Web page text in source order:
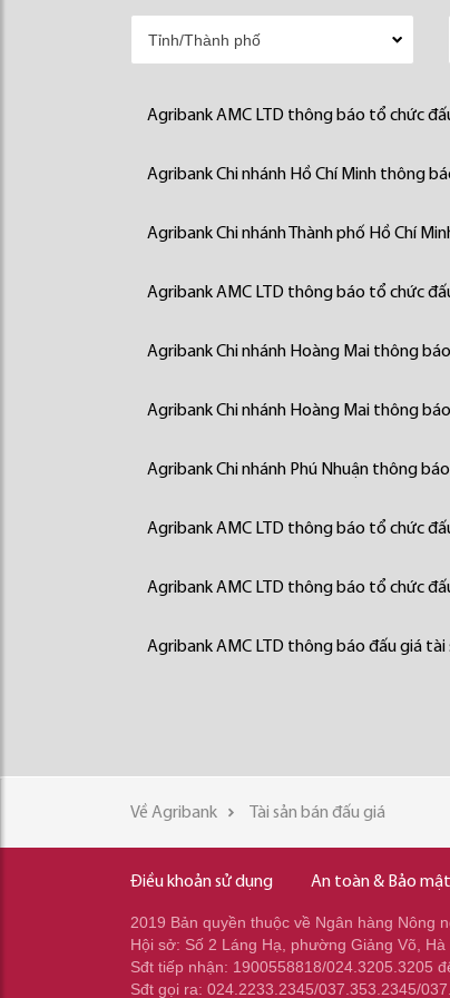
Agribank AMC LTD thông báo tổ chức
Agribank Chi nhánh Hồ Chí Minh thông
Agribank Chi nhánh Thành phố Hồ Chí
Agribank AMC LTD thông báo tổ chức
Agribank Chi nhánh Hoàng Mai thông
Agribank Chi nhánh Hoàng Mai thông
Agribank Chi nhánh Phú Nhuận thông
Agribank AMC LTD thông báo tổ chức
Agribank AMC LTD thông báo tổ chức
Agribank AMC LTD thông báo đấu giá tài
Về Agribank Tài sản bán đấu giá
Điều khoản sử dụng An toàn & Bảo mật
2019 Bản quyền thuộc về Ngân hàng Nông
Hội sở: Số 2 Láng Hạ, phường Giảng Võ, Hà
Sđt tiếp nhận: 1900558818/024.3205.3205
Sđt gọi ra: 024.2233.2345/037.353.2345/